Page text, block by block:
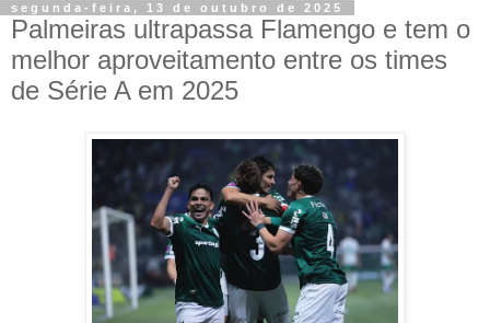
segunda-feira, 13 de outubro de 2025
Palmeiras ultrapassa Flamengo e tem o
melhor aproveitamento entre os times
de Série A em 2025